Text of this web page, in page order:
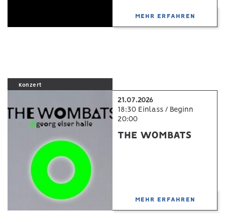
MEHR ERFAHREN
Konzert
21.07.2026
18:30 Einlass / Beginn
20:00
THE WOMBATS
MEHR ERFAHREN